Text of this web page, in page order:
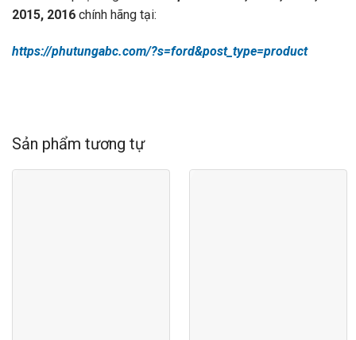
2015, 2016 chính hãng tại:
https://phutungabc.com/?s=ford&post_type=product
Sản phẩm tương tự